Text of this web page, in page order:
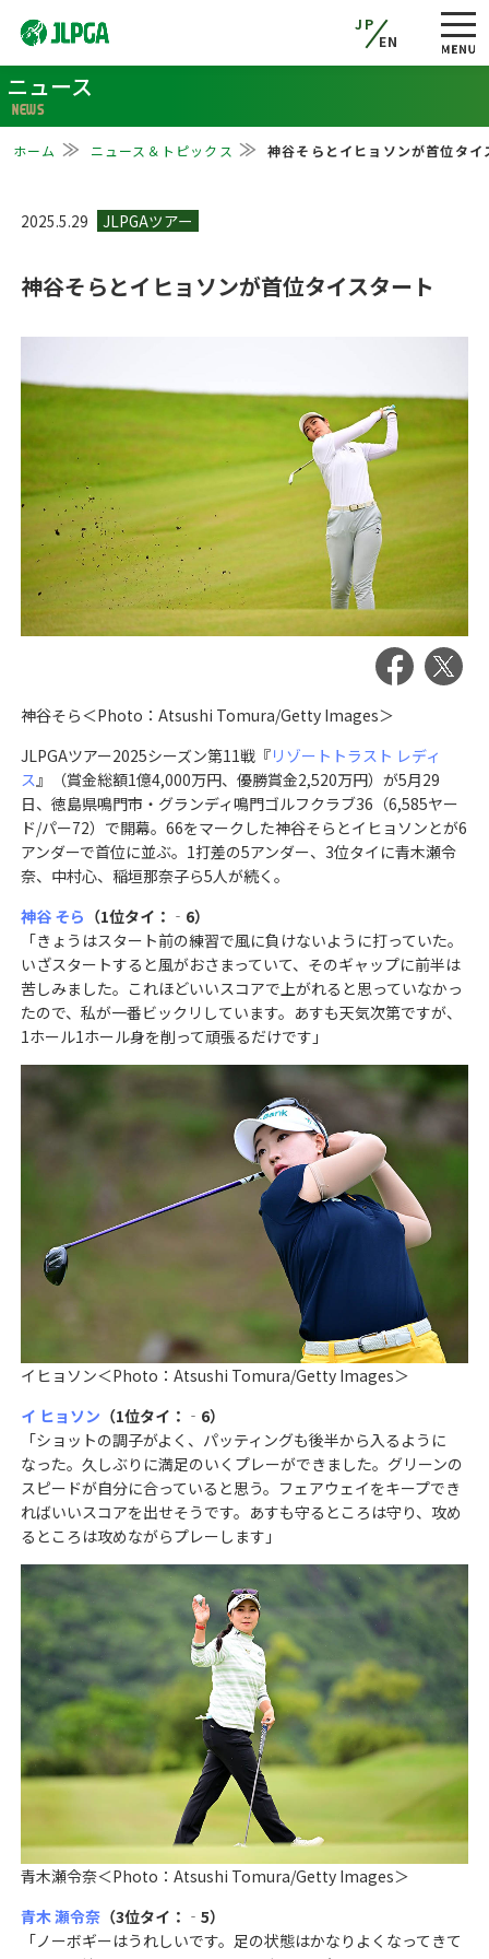
JP
EN
ニュース
NEWS
ホーム ニュース＆トピックス 神谷そらとイヒョソンが首位タイ
2025.5.29
神谷そらとイヒョソンが首位タイスタート
神谷そら＜Photo：Atsushi Tomura/Getty Images＞
JLPGAツアー2025シーズン第11戦『リゾートトラスト レディ
ス』（賞金総額1億4,000万円、優勝賞金2,520万円）が5月29
日、徳島県鳴門市・グランディ鳴門ゴルフクラブ36（6,585ヤー
ド/パー72）で開幕。66をマークした神谷そらとイヒョソンとが6
アンダーで首位に並ぶ。1打差の5アンダー、3位タイに青木瀬令
奈、中村心、稲垣那奈子ら5人が続く。
神谷 そら （1位タイ：‐6）
「きょうはスタート前の練習で風に負けないように打っていた。
いざスタートすると風がおさまっていて、そのギャップに前半は
苦しみました。これほどいいスコアで上がれると思っていなかっ
たので、私が一番ビックリしています。あすも天気次第ですが、
1ホール1ホール身を削って頑張るだけです」
イヒョソン＜Photo：Atsushi Tomura/Getty Images＞
イ ヒョソン （1位タイ：‐6）
「ショットの調子がよく、パッティングも後半から入るように
なった。久しぶりに満足のいくプレーができました。グリーンの
スピードが自分に合っていると思う。フェアウェイをキープでき
ればいいスコアを出せそうです。あすも守るところは守り、攻め
るところは攻めながらプレーします」
青木瀬令奈＜Photo：Atsushi Tomura/Getty Images＞
青木 瀬令奈（3位タイ：‐5）
「ノーボギーはうれしいです。足の状態はかなりよくなってきて